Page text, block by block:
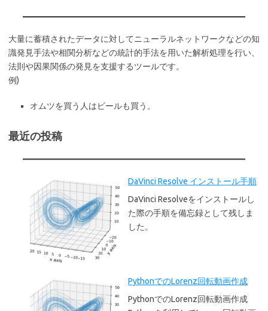
大量に蓄積されたデータに対してニューラルネットワークなどの知
識発見手法や相関分析などの統計的手法を用いた解析処理を行い、
法則や因果関係の発見を支援するツールです。
例)
オムツを買う人はビールも買う。
最近の投稿
DaVinci Resolve インストール手順
DaVinci Resolveをインストールし
た際の手順を備忘録として残しま
した。
PythonでのLorenz回転動画作成
PythonでのLorenz回転動画作成